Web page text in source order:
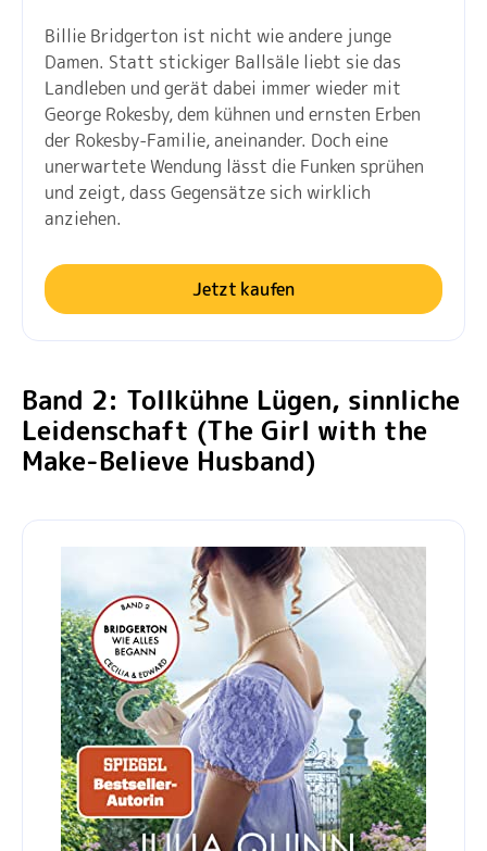
Billie Bridgerton ist nicht wie andere junge
Damen. Statt stickiger Ballsäle liebt sie das
Landleben und gerät dabei immer wieder mit
George Rokesby, dem kühnen und ernsten Erben
der Rokesby-Familie, aneinander. Doch eine
unerwartete Wendung lässt die Funken sprühen
und zeigt, dass Gegensätze sich wirklich
anziehen.
Jetzt kaufen
Band 2: Tollkühne Lügen, sinnliche
Leidenschaft (The Girl with the
Make-Believe Husband)